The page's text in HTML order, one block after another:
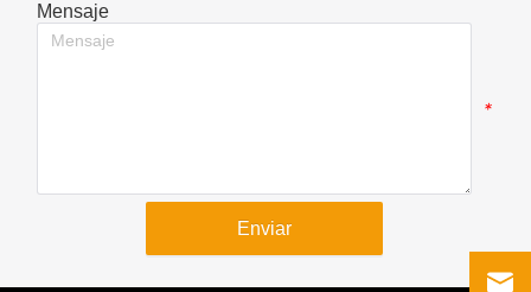
Mensaje
*
Enviar